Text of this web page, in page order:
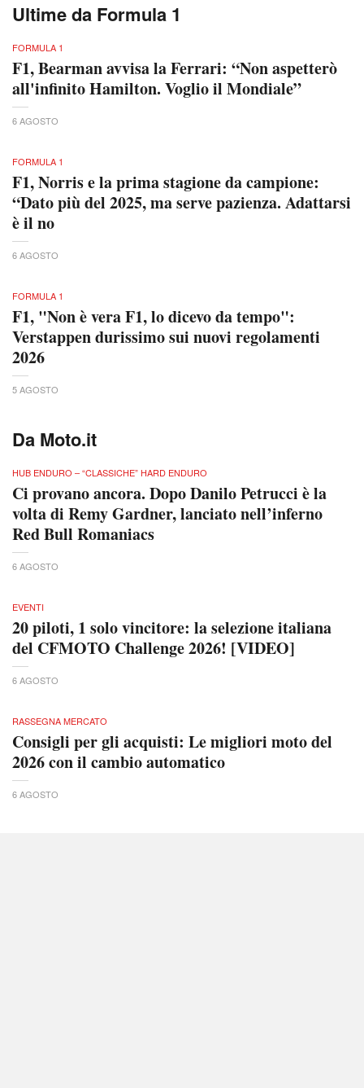
Ultime da Formula 1
FORMULA 1
F1, Bearman avvisa la Ferrari: “Non aspetterò
all'infinito Hamilton. Voglio il Mondiale”
6 AGOSTO
FORMULA 1
F1, Norris e la prima stagione da campione:
“Dato più del 2025, ma serve pazienza. Adattarsi
è il no
6 AGOSTO
FORMULA 1
F1, "Non è vera F1, lo dicevo da tempo":
Verstappen durissimo sui nuovi regolamenti
2026
5 AGOSTO
Da Moto.it
HUB ENDURO – “CLASSICHE” HARD ENDURO
Ci provano ancora. Dopo Danilo Petrucci è la
volta di Remy Gardner, lanciato nell’inferno
Red Bull Romaniacs
6 AGOSTO
EVENTI
20 piloti, 1 solo vincitore: la selezione italiana
del CFMOTO Challenge 2026! [VIDEO]
6 AGOSTO
RASSEGNA MERCATO
Consigli per gli acquisti: Le migliori moto del
2026 con il cambio automatico
6 AGOSTO